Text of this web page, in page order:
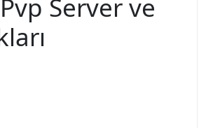
Server ve